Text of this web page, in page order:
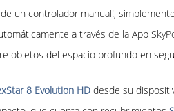
un controlador manual!,
a través de la App
objetos del espacio profundo en
8 Evolution HD desde su